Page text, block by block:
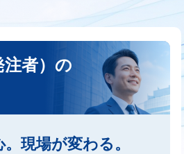
注者）の
現場が変わる。